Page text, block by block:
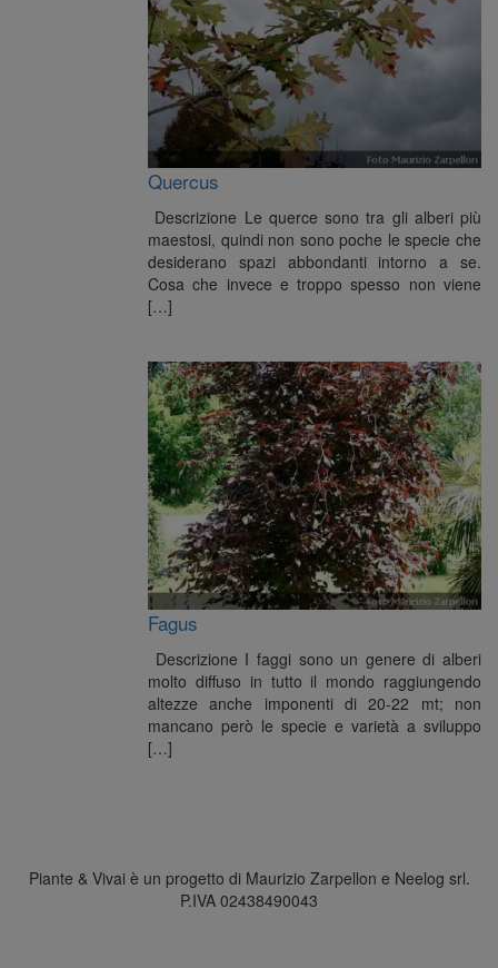
Quercus
Descrizione Le querce sono tra gli alberi più
maestosi, quindi non sono poche le specie che
desiderano spazi abbondanti intorno a se.
Cosa che invece e troppo spesso non viene
[…]
Fagus
Descrizione I faggi sono un genere di alberi
molto diffuso in tutto il mondo raggiungendo
altezze anche imponenti di 20-22 mt; non
mancano però le specie e varietà a sviluppo
[…]
Piante & Vivai è un progetto di Maurizio Zarpellon e Neelog srl.
P.IVA 02438490043